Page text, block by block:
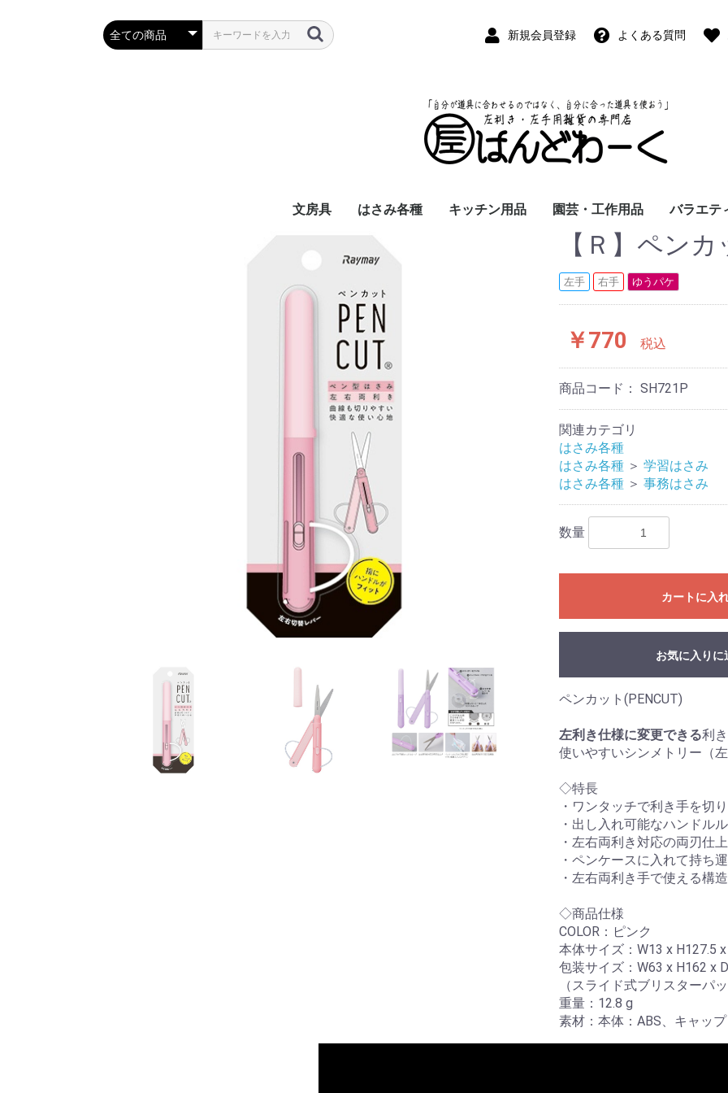
新規会員登録 よくある質問
文房具
万年筆・筆ペン
ボールペン
鉛筆・シャープペン
定規・コンパス
彫刻刀・小刀(切出刀)
事務用品
はさみ各種 キッチン用品 園芸・工作用品
草取鎌
園芸はさみ
メジャー・曲尺
カッター
工作用具・その他
バラエテ
Wallet(財
時計
デジタル
バラエテ
ファッシ
京扇子
書籍
【Ｒ】ペン
左手 右手 ゆうパケ
￥770 税込
商品コード： SH721P
関連カテゴリ
はさみ各種
はさみ各種 ＞ 学習はさみ
はさみ各種 ＞ 事務はさみ
数量
カートに入
お気に入りに
ペンカット(PENCUT)
左利き仕様に変更できる利
使いやすいシンメトリー（
◇特長
・ワンタッチで利き手を切
・出し入れ可能なハンドルル
・左右両利き対応の両刃仕上
・ペンケースに入れて持ち
・左右両利き手で使える構造
◇商品仕様
COLOR：ピンク
本体サイズ：W13 x H127.5 x
包装サイズ：W63 x H162 x
（スライド式ブリスターパッ
重量：12.8 g
素材：本体：ABS、キャッ